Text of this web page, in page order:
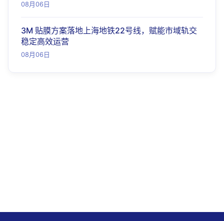
08月06日
3M 贴膜方案落地上海地铁22号线，赋能市域轨交
稳定高效运营
08月06日